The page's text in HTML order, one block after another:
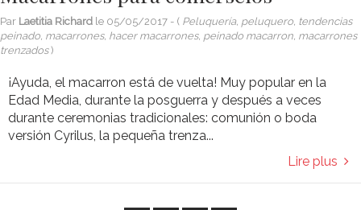
Par Laetitia Richard le 05/05/2017 - ( Peluquería, peluquero, tendencias
peinado, macarrones, hacer macarrones, peinado macarron, macarrones
trenzados)
¡Ayuda, el macarron está de vuelta! Muy popular en la
Edad Media, durante la posguerra y después a veces
durante ceremonias tradicionales: comunión o boda
versión Cyrilus, la pequeña trenza...
Lire plus